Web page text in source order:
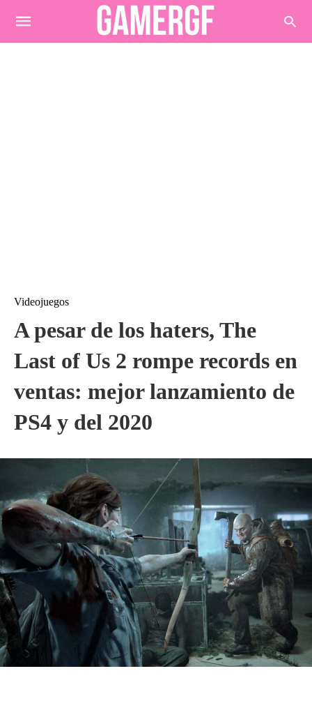
Videojuegos
A pesar de los haters, The
Last of Us 2 rompe records en
ventas: mejor lanzamiento de
PS4 y del 2020